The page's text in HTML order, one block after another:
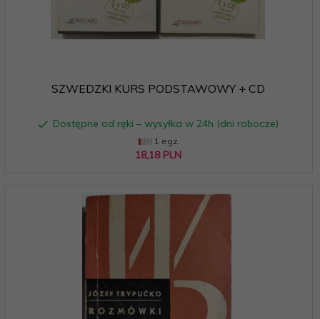
SZWEDZKI KURS PODSTAWOWY + CD
Dostępne od ręki – wysyłka w 24h (dni robocze)
1 egz.
18,18 PLN